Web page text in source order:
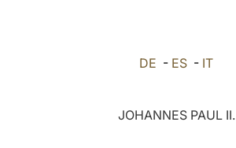
DE - ES - IT
JOHANNES PAUL II.